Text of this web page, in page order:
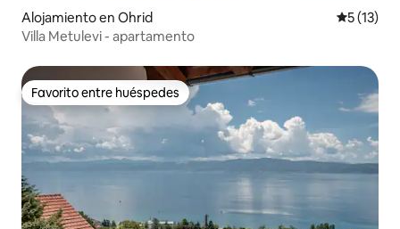
Alojamiento en Ohrid
5 (13)
Villa Metulevi - apartamento
Favorito entre huéspedes
Favorito entre huéspedes